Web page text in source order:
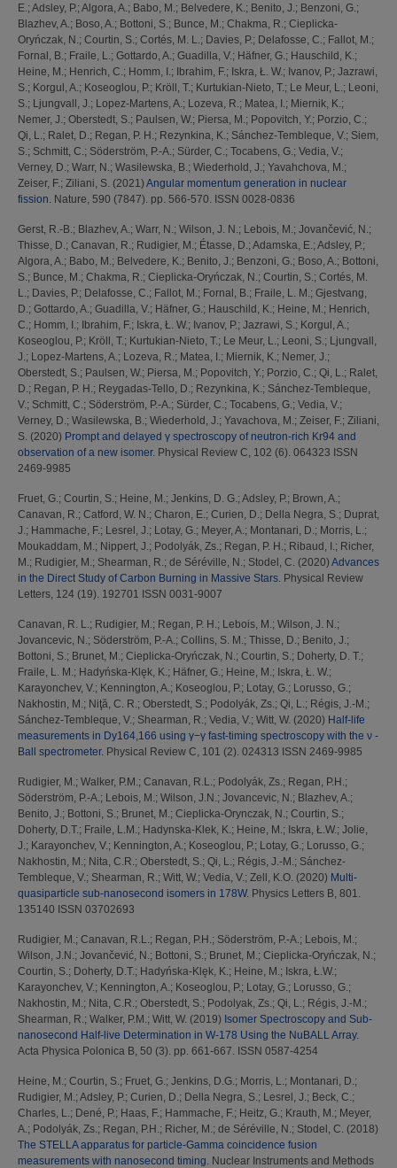
E.; Adsley, P.; Algora, A.; Babo, M.; Belvedere, K.; Benito, J.; Benzoni, G.;
Blazhev, A.; Boso, A.; Bottoni, S.; Bunce, M.; Chakma, R.; Cieplicka-
Oryńczak, N.; Courtin, S.; Cortés, M. L.; Davies, P.; Delafosse, C.; Fallot, M.;
Fornal, B.; Fraile, L.; Gottardo, A.; Guadilla, V.; Häfner, G.; Hauschild, K.;
Heine, M.; Henrich, C.; Homm, I.; Ibrahim, F.; Iskra, Ł. W.; Ivanov, P.; Jazrawi,
S.; Korgul, A.; Koseoglou, P.; Kröll, T.; Kurtukian-Nieto, T.; Le Meur, L.; Leoni,
S.; Ljungvall, J.; Lopez-Martens, A.; Lozeva, R.; Matea, I.; Miernik, K.;
Nemer, J.; Oberstedt, S.; Paulsen, W.; Piersa, M.; Popovitch, Y.; Porzio, C.;
Qi, L.; Ralet, D.; Regan, P. H.; Rezynkina, K.; Sánchez-Tembleque, V.; Siem,
S.; Schmitt, C.; Söderström, P.-A.; Sürder, C.; Tocabens, G.; Vedia, V.;
Verney, D.; Warr, N.; Wasilewska, B.; Wiederhold, J.; Yavahchova, M.;
Zeiser, F.; Ziliani, S. (2021) Angular momentum generation in nuclear
fission. Nature, 590 (7847). pp. 566-570. ISSN 0028-0836
Gerst, R.-B.; Blazhev, A.; Warr, N.; Wilson, J. N.; Lebois, M.; Jovančević, N.;
Thisse, D.; Canavan, R.; Rudigier, M.; Étasse, D.; Adamska, E.; Adsley, P.;
Algora, A.; Babo, M.; Belvedere, K.; Benito, J.; Benzoni, G.; Boso, A.; Bottoni,
S.; Bunce, M.; Chakma, R.; Cieplicka-Oryńczak, N.; Courtin, S.; Cortés, M.
L.; Davies, P.; Delafosse, C.; Fallot, M.; Fornal, B.; Fraile, L. M.; Gjestvang,
D.; Gottardo, A.; Guadilla, V.; Häfner, G.; Hauschild, K.; Heine, M.; Henrich,
C.; Homm, I.; Ibrahim, F.; Iskra, Ł. W.; Ivanov, P.; Jazrawi, S.; Korgul, A.;
Koseoglou, P.; Kröll, T.; Kurtukian-Nieto, T.; Le Meur, L.; Leoni, S.; Ljungvall,
J.; Lopez-Martens, A.; Lozeva, R.; Matea, I.; Miernik, K.; Nemer, J.;
Oberstedt, S.; Paulsen, W.; Piersa, M.; Popovitch, Y.; Porzio, C.; Qi, L.; Ralet,
D.; Regan, P. H.; Reygadas-Tello, D.; Rezynkina, K.; Sánchez-Tembleque,
V.; Schmitt, C.; Söderström, P.-A.; Sürder, C.; Tocabens, G.; Vedia, V.;
Verney, D.; Wasilewska, B.; Wiederhold, J.; Yavachova, M.; Zeiser, F.; Ziliani,
S. (2020) Prompt and delayed γ spectroscopy of neutron-rich Kr94 and
observation of a new isomer. Physical Review C, 102 (6). 064323 ISSN
2469-9985
Fruet, G.; Courtin, S.; Heine, M.; Jenkins, D. G.; Adsley, P.; Brown, A.;
Canavan, R.; Catford, W. N.; Charon, E.; Curien, D.; Della Negra, S.; Duprat,
J.; Hammache, F.; Lesrel, J.; Lotay, G.; Meyer, A.; Montanari, D.; Morris, L.;
Moukaddam, M.; Nippert, J.; Podolyák, Zs.; Regan, P. H.; Ribaud, I.; Richer,
M.; Rudigier, M.; Shearman, R.; de Séréville, N.; Stodel, C. (2020) Advances
in the Direct Study of Carbon Burning in Massive Stars. Physical Review
Letters, 124 (19). 192701 ISSN 0031-9007
Canavan, R. L.; Rudigier, M.; Regan, P. H.; Lebois, M.; Wilson, J. N.;
Jovancevic, N.; Söderström, P.-A.; Collins, S. M.; Thisse, D.; Benito, J.;
Bottoni, S.; Brunet, M.; Cieplicka-Oryńczak, N.; Courtin, S.; Doherty, D. T.;
Fraile, L. M.; Hadyńska-Klęk, K.; Häfner, G.; Heine, M.; Iskra, Ł. W.;
Karayonchev, V.; Kennington, A.; Koseoglou, P.; Lotay, G.; Lorusso, G.;
Nakhostin, M.; Niţă, C. R.; Oberstedt, S.; Podolyák, Zs.; Qi, L.; Régis, J.-M.;
Sánchez-Tembleque, V.; Shearman, R.; Vedia, V.; Witt, W. (2020) Half-life
measurements in Dy164,166 using γ−γ fast-timing spectroscopy with the ν -
Ball spectrometer. Physical Review C, 101 (2). 024313 ISSN 2469-9985
Rudigier, M.; Walker, P.M.; Canavan, R.L.; Podolyák, Zs.; Regan, P.H.;
Söderström, P.-A.; Lebois, M.; Wilson, J.N.; Jovancevic, N.; Blazhev, A.;
Benito, J.; Bottoni, S.; Brunet, M.; Cieplicka-Orynczak, N.; Courtin, S.;
Doherty, D.T.; Fraile, L.M.; Hadynska-Klek, K.; Heine, M.; Iskra, Ł.W.; Jolie,
J.; Karayonchev, V.; Kennington, A.; Koseoglou, P.; Lotay, G.; Lorusso, G.;
Nakhostin, M.; Nita, C.R.; Oberstedt, S.; Qi, L.; Régis, J.-M.; Sánchez-
Tembleque, V.; Shearman, R.; Witt, W.; Vedia, V.; Zell, K.O. (2020) Multi-
quasiparticle sub-nanosecond isomers in 178W. Physics Letters B, 801.
135140 ISSN 03702693
Rudigier, M.; Canavan, R.L.; Regan, P.H.; Söderström, P.-A.; Lebois, M.;
Wilson, J.N.; Jovančević, N.; Bottoni, S.; Brunet, M.; Cieplicka-Oryńczak, N.;
Courtin, S.; Doherty, D.T.; Hadyńska-Klęk, K.; Heine, M.; Iskra, Ł.W.;
Karayonchev, V.; Kennington, A.; Koseoglou, P.; Lotay, G.; Lorusso, G.;
Nakhostin, M.; Nita, C.R.; Oberstedt, S.; Podolyak, Zs.; Qi, L.; Régis, J.-M.;
Shearman, R.; Walker, P.M.; Witt, W. (2019) Isomer Spectroscopy and Sub-
nanosecond Half-live Determination in W-178 Using the NuBALL Array.
Acta Physica Polonica B, 50 (3). pp. 661-667. ISSN 0587-4254
Heine, M.; Courtin, S.; Fruet, G.; Jenkins, D.G.; Morris, L.; Montanari, D.;
Rudigier, M.; Adsley, P.; Curien, D.; Della Negra, S.; Lesrel, J.; Beck, C.;
Charles, L.; Dené, P.; Haas, F.; Hammache, F.; Heitz, G.; Krauth, M.; Meyer,
A.; Podolyák, Zs.; Regan, P.H.; Richer, M.; de Séréville, N.; Stodel, C. (2018)
The STELLA apparatus for particle-Gamma coincidence fusion
measurements with nanosecond timing. Nuclear Instruments and Methods